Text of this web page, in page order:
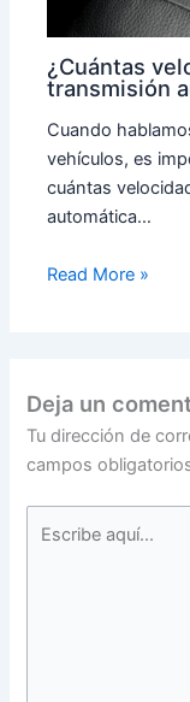
¿Cuántas
transmisión
Cuando
vehículos, es
cuántas
automática…
Read More »
Deja un
Tu dirección de
campos
aquí...